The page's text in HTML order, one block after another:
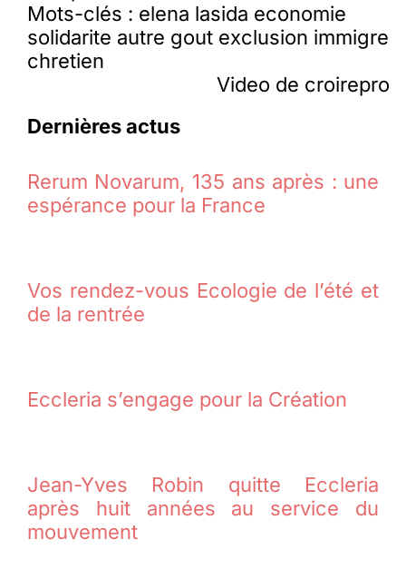
Mots-clés : elena lasida economie
solidarite autre gout exclusion immigre
chretien
Video de croirepro
Dernières actus
Rerum Novarum, 135 ans après : une
espérance pour la France
Vos rendez-vous Ecologie de l’été et
de la rentrée
Eccleria s’engage pour la Création
Jean-Yves Robin quitte Eccleria
après huit années au service du
mouvement